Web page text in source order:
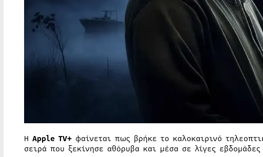
Η Apple TV+φαίνεται πως βρήκε το καλοκαιρινό
σειρά που ξεκίνησε αθόρυβα και μέσα σε λίγες